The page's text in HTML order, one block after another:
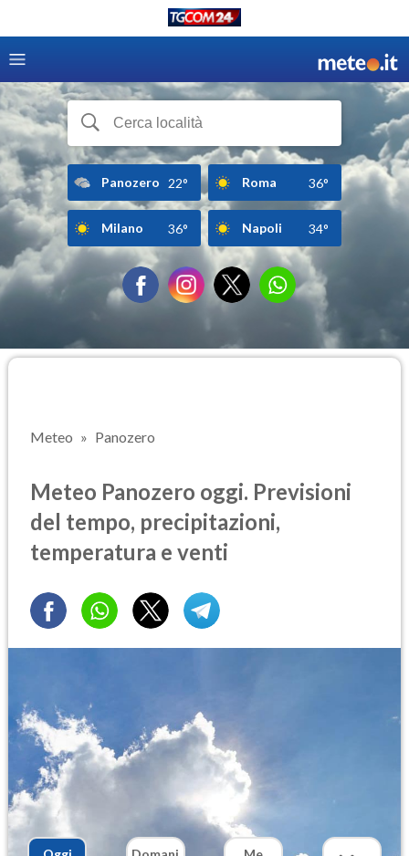
Panozero 22° Roma 36°
Milano 36° Napoli 34°
Meteo Panozero
Meteo Panozero oggi. Previsioni
del tempo, precipitazioni,
temperatura e venti